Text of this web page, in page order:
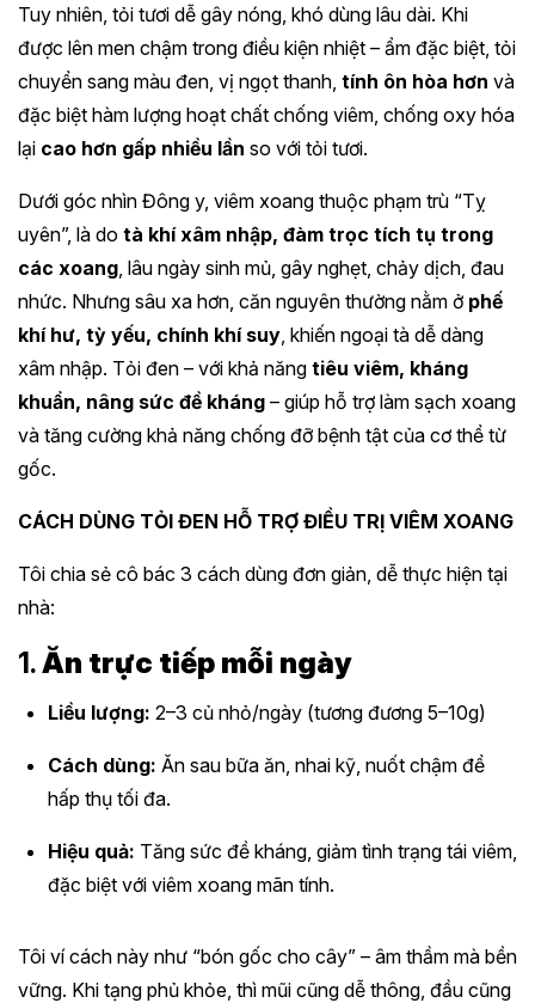
Tuy nhiên, tỏi tươi dễ gây nóng, khó dùng lâu dài. Khi
được lên men chậm trong điều kiện nhiệt – ẩm đặc biệt, tỏi
chuyển sang màu đen, vị ngọt thanh, tính ôn hòa hơn và
đặc biệt hàm lượng hoạt chất chống viêm, chống oxy hóa
lại cao hơn gấp nhiều lần so với tỏi tươi.
Dưới góc nhìn Đông y, viêm xoang thuộc phạm trù “Tỵ
uyên”, là do tà khí xâm nhập, đàm trọc tích tụ trong
các xoang, lâu ngày sinh mủ, gây nghẹt, chảy dịch, đau
nhức. Nhưng sâu xa hơn, căn nguyên thường nằm ở phế
khí hư, tỳ yếu, chính khí suy, khiến ngoại tà dễ dàng
xâm nhập. Tỏi đen – với khả năng tiêu viêm, kháng
khuẩn, nâng sức đề kháng – giúp hỗ trợ làm sạch xoang
và tăng cường khả năng chống đỡ bệnh tật của cơ thể từ
gốc.
CÁCH DÙNG TỎI ĐEN HỖ TRỢ ĐIỀU TRỊ VIÊM XOANG
Tôi chia sẻ cô bác 3 cách dùng đơn giản, dễ thực hiện tại
nhà:
1.Ăn trực tiếp mỗi ngày
Liều lượng: 2–3 củ nhỏ/ngày (tương đương 5–10g)
Cách dùng: Ăn sau bữa ăn, nhai kỹ, nuốt chậm để
hấp thụ tối đa.
Hiệu quả: Tăng sức đề kháng, giảm tình trạng tái viêm,
đặc biệt với viêm xoang mãn tính.
Tôi ví cách này như “bón gốc cho cây” – âm thầm mà bền
vững. Khi tạng phủ khỏe, thì mũi cũng dễ thông, đầu cũng